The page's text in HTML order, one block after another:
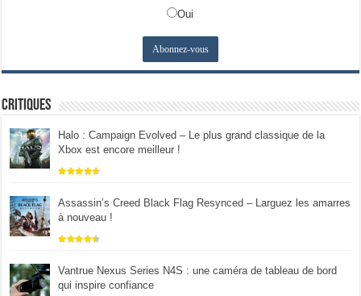
Oui
Critiques
Halo : Campaign Evolved – Le plus grand classique de la
Xbox est encore meilleur !
Assassin’s Creed Black Flag Resynced – Larguez les amarres
à nouveau !
Vantrue Nexus Series N4S : une caméra de tableau de bord
qui inspire confiance